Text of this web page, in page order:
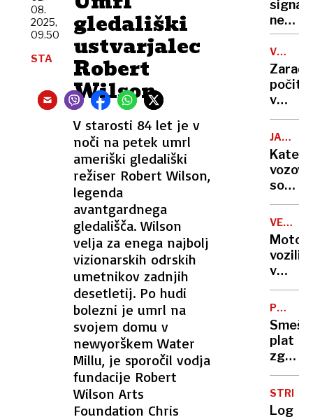
gledališki
ustvarjalec
Robert
Wilson
V starosti 84 let je v
noči na petek umrl
ameriški gledališki
režiser Robert Wilson,
legenda
avantgardnega
gledališča. Wilson
velja za enega najbolj
vizionarskih odrskih
umetnikov zadnjih
desetletij. Po hudi
bolezni je umrl na
svojem domu v
newyorškem Water
Millu, je sporočil vodja
fundacije Robert
Wilson Arts
Foundation Chris
08.
2025,
09.50
STA
ne
na
niso
mogli
VOZITE
STRPNO
Zaradi
v
nas
danes
čaka
kaos
na
cestah
JAVNI
PREVOZ
Katere
so
se
in za
koga
enake?
VELIKE
LAŠČE
vozili
v
večji
eden
padel
in
umrl
plat
edina
vojna
z
Log